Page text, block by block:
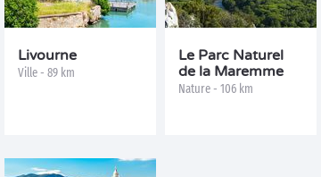
Livourne
Ville - 89 km
Le Parc Naturel
de la Maremme
Nature - 106 km